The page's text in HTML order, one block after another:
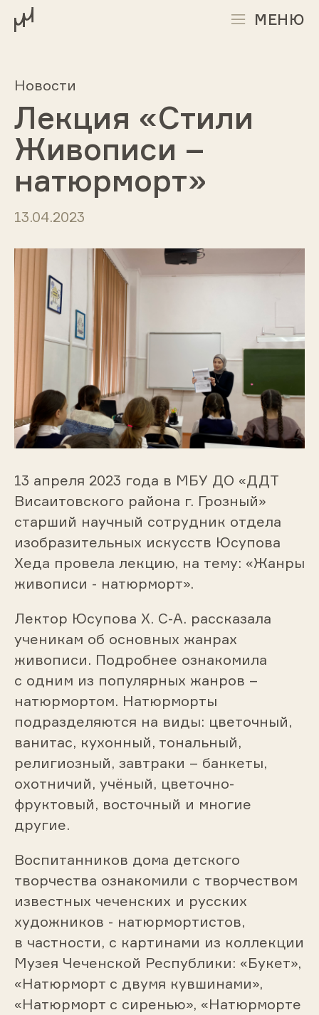
МЕНЮ
Новости
Лекция «Стили
Живописи –
натюрморт»
13.04.2023
13 апреля 2023 года в МБУ ДО «ДДТ
Висаитовского района г. Грозный»
старший научный сотрудник отдела
изобразительных искусств Юсупова
Хеда провела лекцию, на тему: «Жанры
живописи - натюрморт».
Лектор Юсупова Х. С-А. рассказала
ученикам об основных жанрах
живописи. Подробнее ознакомила
с одним из популярных жанров –
натюрмортом. Натюрморты
подразделяются на виды: цветочный,
ванитас, кухонный, тональный,
религиозный, завтраки – банкеты,
охотничий, учёный, цветочно-
фруктовый, восточный и многие
другие.
Воспитанников дома детского
творчества ознакомили с творчеством
известных чеченских и русских
художников - натюрмортистов,
в частности, с картинами из коллекции
Музея Чеченской Республики: «Букет»,
«Натюрморт с двумя кувшинами»,
«Натюрморт с сиренью», «Натюрморте